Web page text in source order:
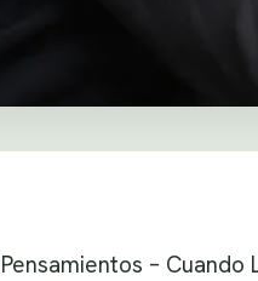
Pensamientos – Cuando